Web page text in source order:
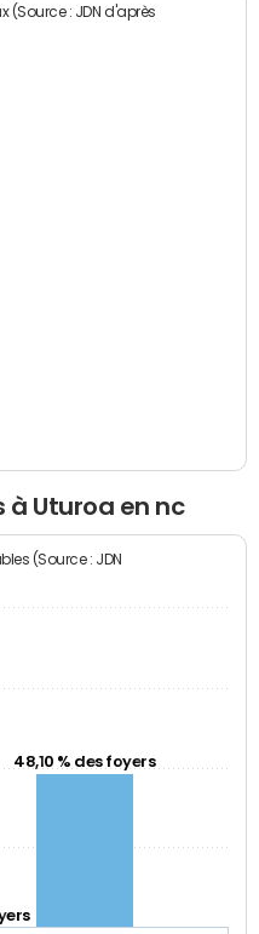
(Source : JDN d'après
à Uturoa en nc
(Source : JDN
48,10 % des foyers